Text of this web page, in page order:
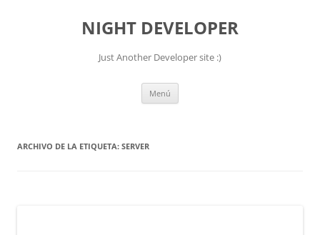
NIGHT DEVELOPER
Just Another Developer site :)
Menú
ARCHIVO DE LA ETIQUETA: SERVER